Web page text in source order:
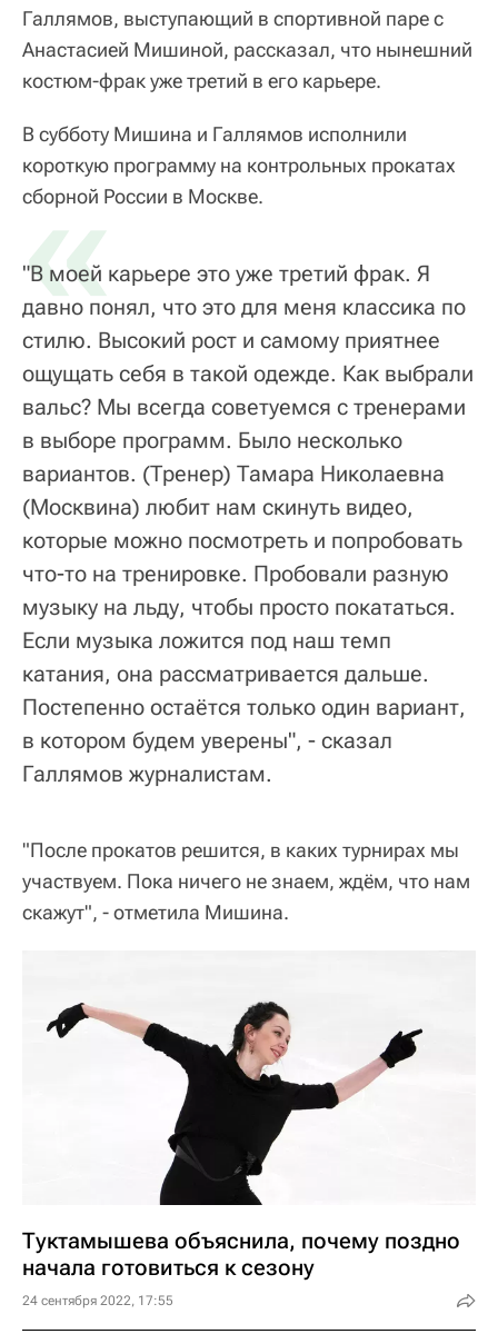
Галлямов, выступающий в спортивной паре с
Анастасией Мишиной, рассказал, что нынешний
костюм-фрак уже третий в его карьере.
В субботу Мишина и Галлямов исполнили
короткую программу на контрольных прокатах
сборной России в Москве.
«
"В моей карьере это уже третий фрак. Я
давно понял, что это для меня классика по
стилю. Высокий рост и самому приятнее
ощущать себя в такой одежде. Как выбрали
вальс? Мы всегда советуемся с тренерами
в выборе программ. Было несколько
вариантов. (Тренер) Тамара Николаевна
(Москвина) любит нам скинуть видео,
которые можно посмотреть и попробовать
что-то на тренировке. Пробовали разную
музыку на льду, чтобы просто покататься.
Если музыка ложится под наш темп
катания, она рассматривается дальше.
Постепенно остаётся только один вариант,
в котором будем уверены", - сказал
Галлямов журналистам.
"После прокатов решится, в каких турнирах мы
участвуем. Пока ничего не знаем, ждём, что нам
скажут", - отметила Мишина.
Туктамышева объяснила, почему поздно
начала готовиться к сезону
24 сентября 2022, 17:55